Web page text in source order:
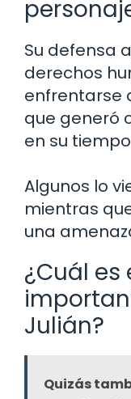
Su defensa
derechos
enfrentarse
que generó
en su
Algunos lo
mientras
una
¿Cuál
Julián?
Quizás